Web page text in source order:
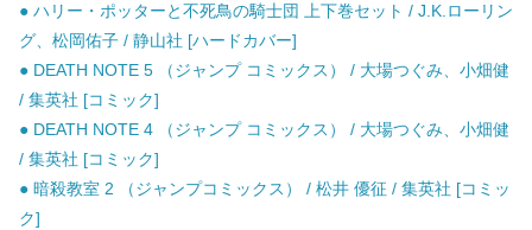
● ハリー・ポッターと不死鳥の騎士団 上下巻セット / J.K.ローリン
グ、松岡佑子 / 静山社 [ハードカバー]
● DEATH NOTE 5 （ジャンプ コミックス） / 大場つぐみ、小畑健
/ 集英社 [コミック]
● DEATH NOTE 4 （ジャンプ コミックス） / 大場つぐみ、小畑健
/ 集英社 [コミック]
● 暗殺教室 2 （ジャンプコミックス） / 松井 優征 / 集英社 [コミッ
ク]